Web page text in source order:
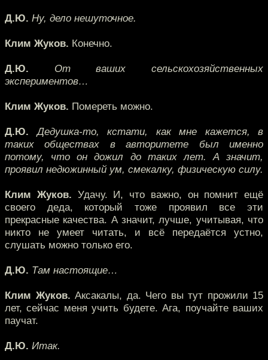
Д.Ю. Ну, дело нешуточное.
Клим Жуков. Конечно.
Д.Ю. От ваших сельскохозяйственных
экспериментов…
Клим Жуков. Помереть можно.
Д.Ю. Дедушка-то, кстати, как мне кажется, в
таких обществах в авторитете был именно
потому, что он дожил до таких лет. А значит,
проявил недюжинный ум, смекалку, физическую силу.
Клим Жуков. Удачу. И, что важно, он помнит ещё
своего деда, который тоже проявил все эти
прекрасные качества. А значит, лучше, учитывая, что
никто не умеет читать, и всё передаётся устно,
слушать можно только его.
Д.Ю. Там настоящие…
Клим Жуков. Аксакалы, да. Чего вы тут прожили 15
лет, сейчас меня учить будете. Ага, поучайте ваших
паучат.
Д.Ю. Итак.